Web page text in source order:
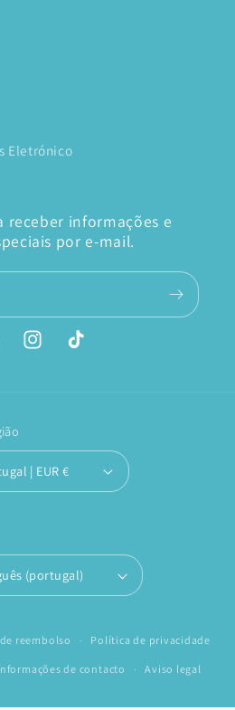
Eletrónico
receber informações e
por e-mail.
InstagramTikTok
Portugal | EUR €
(portugal)
reembolso Política de privacidade
de contacto Aviso legal